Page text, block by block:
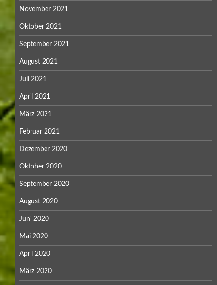
November 2021
Oktober 2021
September 2021
August 2021
Juli 2021
April 2021
März 2021
Februar 2021
Dezember 2020
Oktober 2020
September 2020
August 2020
Juni 2020
Mai 2020
April 2020
März 2020